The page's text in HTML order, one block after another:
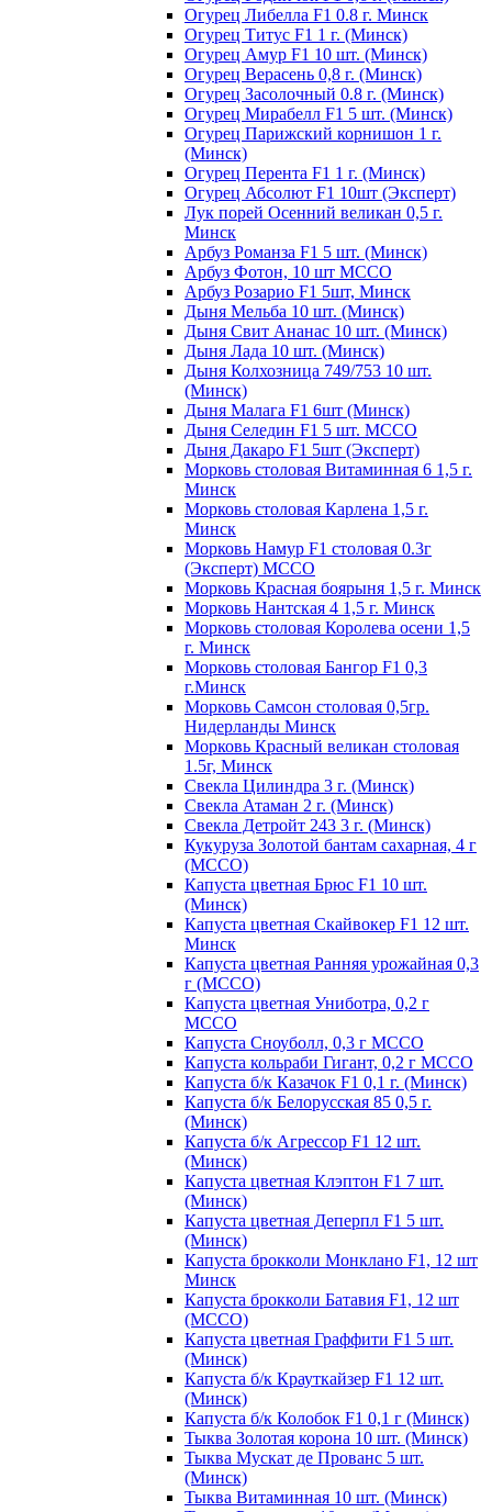
Огурец Либелла F1 0.8 г. Минск
Огурец Титус F1 1 г. (Минск)
Огурец Амур F1 10 шт. (Минск)
Огурец Верасень 0,8 г. (Минск)
Огурец Засолочный 0.8 г. (Минск)
Огурец Мирабелл F1 5 шт. (Минск)
Огурец Парижский корнишон 1 г.
(Минск)
Огурец Перента F1 1 г. (Минск)
Огурец Абсолют F1 10шт (Эксперт)
Лук порей Осенний великан 0,5 г.
Минск
Арбуз Романза F1 5 шт. (Минск)
Арбуз Фотон, 10 шт МССО
Арбуз Розарио F1 5шт, Минск
Дыня Мельба 10 шт. (Минск)
Дыня Свит Ананас 10 шт. (Минск)
Дыня Лада 10 шт. (Минск)
Дыня Колхозница 749/753 10 шт.
(Минск)
Дыня Малага F1 6шт (Минск)
Дыня Селедин F1 5 шт. МССО
Дыня Дакаро F1 5шт (Эксперт)
Морковь столовая Витаминная 6 1,5 г.
Минск
Морковь столовая Карлена 1,5 г.
Минск
Морковь Намур F1 столовая 0.3г
(Эксперт) МССО
Морковь Красная боярыня 1,5 г. Минск
Морковь Нантская 4 1,5 г. Минск
Морковь столовая Королева осени 1,5
г. Минск
Морковь столовая Бангор F1 0,3
г.Минск
Морковь Самсон столовая 0,5гр.
Нидерланды Минск
Морковь Красный великан столовая
1.5г, Минск
Свекла Цилиндра 3 г. (Минск)
Свекла Атаман 2 г. (Минск)
Свекла Детройт 243 3 г. (Минск)
Кукуруза Золотой бантам сахарная, 4 г
(МССО)
Капуста цветная Брюс F1 10 шт.
(Минск)
Капуста цветная Скайвокер F1 12 шт.
Минск
Капуста цветная Ранняя урожайная 0,3
г (МССО)
Капуста цветная Униботра, 0,2 г
МССО
Капуста Сноуболл, 0,3 г МССО
Капуста кольраби Гигант, 0,2 г МССО
Капуста б/к Казачок F1 0,1 г. (Минск)
Капуста б/к Белорусская 85 0,5 г.
(Минск)
Капуста б/к Агрессор F1 12 шт.
(Минск)
Капуста цветная Клэптон F1 7 шт.
(Минск)
Капуста цветная Деперпл F1 5 шт.
(Минск)
Капуста брокколи Монклано F1, 12 шт
Минск
Капуста брокколи Батавия F1, 12 шт
(МССО)
Капуста цветная Граффити F1 5 шт.
(Минск)
Капуста б/к Крауткайзер F1 12 шт.
(Минск)
Капуста б/к Колобок F1 0,1 г (Минск)
Тыква Золотая корона 10 шт. (Минск)
Тыква Мускат де Прованс 5 шт.
(Минск)
Тыква Витаминная 10 шт. (Минск)